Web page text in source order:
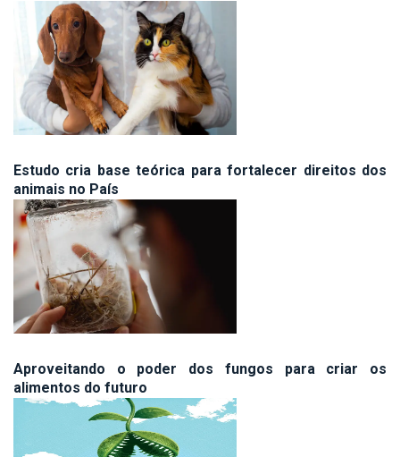
Estudo cria base teórica para fortalecer direitos dos
animais no País
Aproveitando o poder dos fungos para criar os
alimentos do futuro